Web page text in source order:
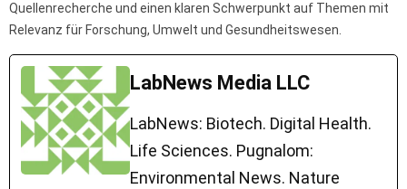
Quellenrecherche und einen klaren Schwerpunkt auf Themen mit
Relevanz für Forschung, Umwelt und Gesundheitswesen.
LabNews Media LLC
LabNews: Biotech. Digital Health.
Life Sciences. Pugnalom:
Environmental News. Nature